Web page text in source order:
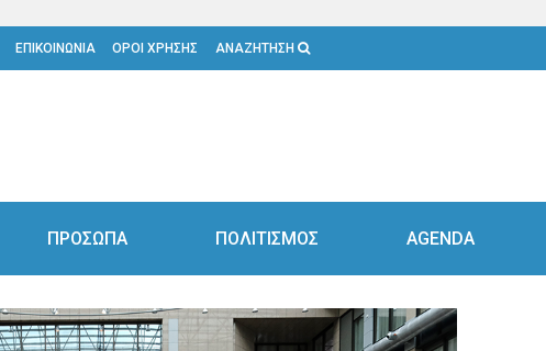
ΕΠΙΚΟΙΝΩΝΙΑ ΟΡΟΙ ΧΡΗΣΗΣ ΑΝΑΖΗΤΗΣΗ
ΠΡΟΣΩΠΑ ΠΟΛΙΤΙΣΜΟΣ AGENDA